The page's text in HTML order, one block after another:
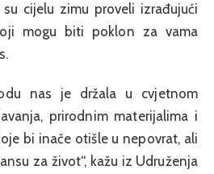
cijelu zimu proveli izrađujući
mogu biti poklon za vama
nas je držala u cvjetnom
prirodnim materijalima i
bi inače otišle u nepovrat, ali
za život“, kažu iz Udruženja